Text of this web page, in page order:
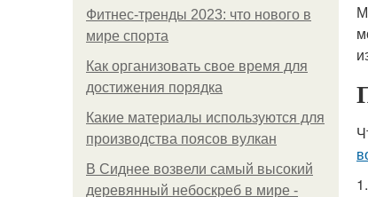
Фитнес-тренды 2023: что нового в
мире спорта
Как организовать свое время для
достижения порядка
Какие материалы используются для
производства поясов вулкан
В Сиднее возвели самый высокий
деревянный небоскреб в мире -